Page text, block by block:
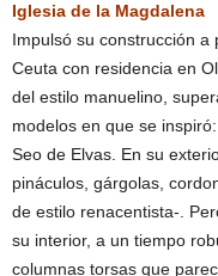
Iglesia de la Magdalena
Impulsó su construcción a
Ceuta con residencia en
del estilo manuelino,
modelos en que se
Seo de Elvas. En su
pináculos, gárgolas,
de estilo renacentista-.
su interior, a un tiempo
columnas torsas que